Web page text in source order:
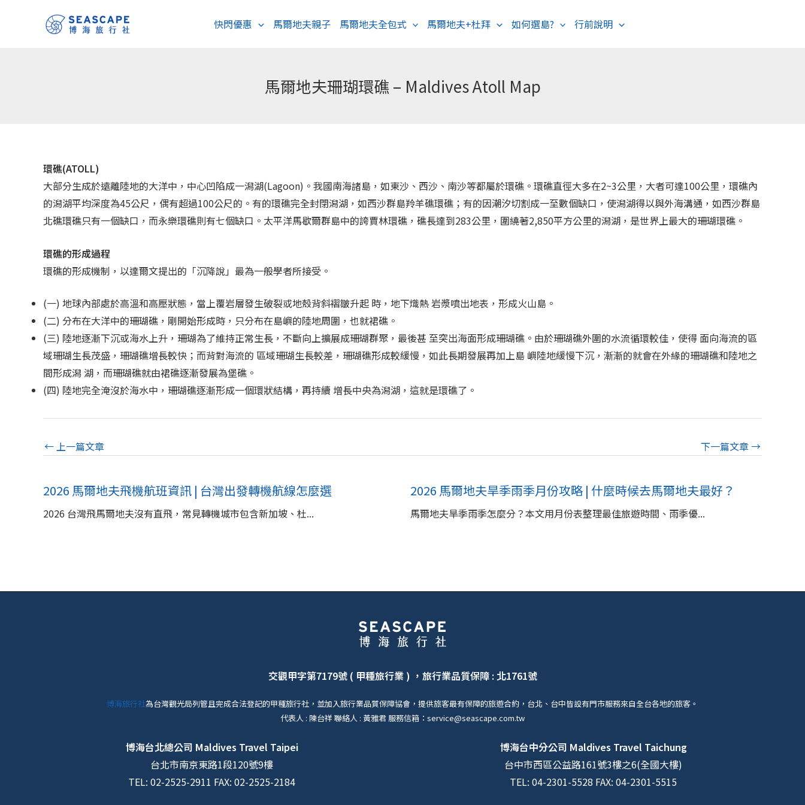
快閃優惠 馬爾地夫親子 馬爾地夫全包式 馬爾地夫+杜拜 如何選島? 行前說明
馬爾地夫珊瑚環礁 – Maldives Atoll Map
環礁(ATOLL)
大部分生成於遠離陸地的大洋中，中心凹陷成一潟湖(Lagoon)。我國南海諸島，如東沙、西沙、南沙等都屬於環礁。環礁直徑大多在2~3公里，大者可達100公里，環礁內
的潟湖平均深度為45公尺，偶有超過100公尺的。有的環礁完全封閉潟湖，如西沙群島羚羊礁環礁；有的因潮汐切割成一至數個缺口，使潟湖得以與外海溝通，如西沙群島
北礁環礁只有一個缺口，而永樂環礁則有七個缺口。太平洋馬歇爾群島中的誇賈林環礁，礁長達到283公里，圍繞著2,850平方公里的潟湖，是世界上最大的珊瑚環礁。
環礁的形成過程
環礁的形成機制，以達爾文提出的「沉降說」最為一般學者所接受。
(一) 地球內部處於高溫和高壓狀態，當上覆岩層發生破裂或地殼背斜褶皺升起 時，地下熾熱 岩漿噴出地表，形成火山島。
(二) 分布在大洋中的珊瑚礁，剛開始形成時，只分布在島嶼的陸地周圍，也就裙礁。
(三) 陸地逐漸下沉或海水上升，珊瑚為了維持正常生長，不斷向上擴展成珊瑚群聚，最後甚 至突出海面形成珊瑚礁。由於珊瑚礁外圍的水流循環較佳，使得 面向海流的區
域珊瑚生長茂盛，珊瑚礁增長較快；而背對海流的 區域珊瑚生長較差，珊瑚礁形成較緩慢，如此長期發展再加上島 嶼陸地緩慢下沉，漸漸的就會在外緣的珊瑚礁和陸地之
間形成潟 湖，而珊瑚礁就由裙礁逐漸發展為堡礁。
(四) 陸地完全淹沒於海水中，珊瑚礁逐漸形成一個環狀結構，再持續 增長中央為潟湖，這就是環礁了。
←上一篇文章 下一篇文章→
2026 馬爾地夫飛機航班資訊 | 台灣出發轉機航線怎麼選
2026 台灣飛馬爾地夫沒有直飛，常見轉機城市包含新加坡、杜...
2026 馬爾地夫旱季雨季月份攻略 | 什麼時候去馬爾地夫最好？
馬爾地夫旱季雨季怎麼分？本文用月份表整理最佳旅遊時間、雨季優...
交觀甲字第7179號 ( 甲種旅行業 ) ，旅行業品質保障 : 北1761號
博海旅行社為台灣觀光局列管且完成合法登記的甲種旅行社，並加入旅行業品質保障協會，提供旅客最有保障的旅遊合約，台北、台中皆設有門市服務來自全台各地的旅客。
代表人 : 陳台祥 聯絡人 : 黃雅君 服務信箱：service@seascape.com.tw
博海台北總公司 Maldives Travel Taipei
台北市南京東路1段120號9樓
TEL: 02-2525-2911 FAX: 02-2525-2184
博海台中分公司 Maldives Travel Taichung
台中市西區公益路161號3樓之6(全國大樓)
TEL: 04-2301-5528 FAX: 04-2301-5515